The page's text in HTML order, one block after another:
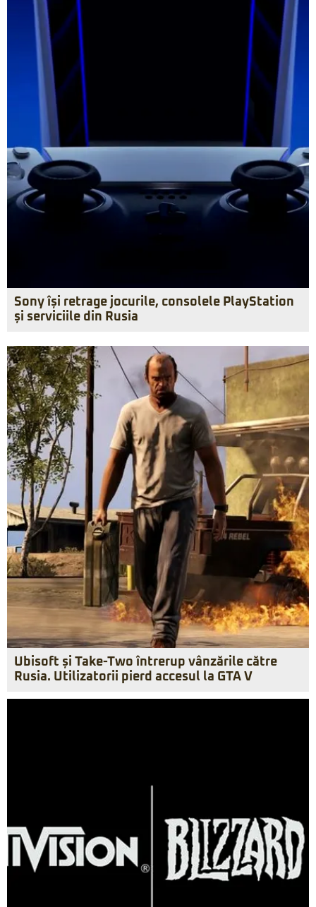
Sony își retrage jocurile, consolele PlayStation
și serviciile din Rusia
Ubisoft și Take-Two întrerup vânzările către
Rusia. Utilizatorii pierd accesul la GTA V